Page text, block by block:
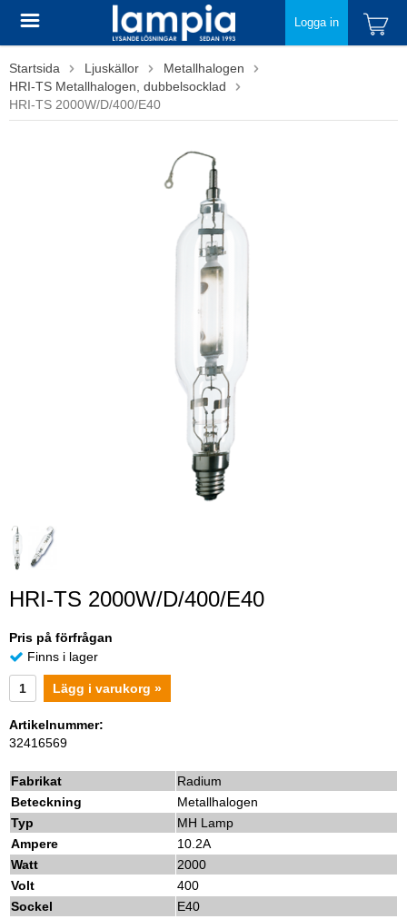
Logga in
Startsida Ljuskällor
Metallhalogen
HRI-TS Metallhalogen, dubbelsocklad
HRI-TS 2000W/D/400/E40
HRI-TS 2000W/D/400/E40
Pris på förfrågan
Finns i lager
Lägg i varukorg »
Artikelnummer:
32416569
Fabrikat
Radium
Beteckning
Metallhalogen
Typ
MH Lamp
Ampere
10.2A
Watt
2000
Volt
400
Sockel
E40